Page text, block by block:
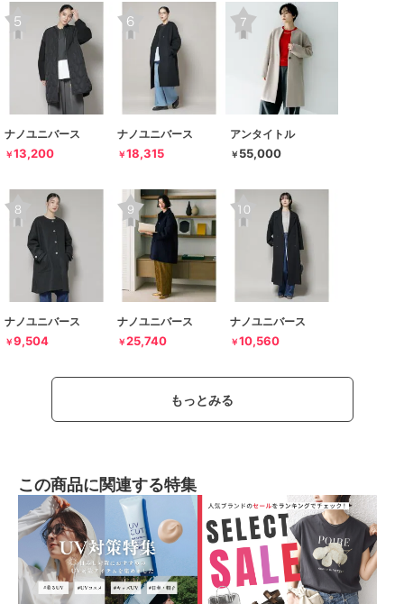
ナノユニバース
￥13,200
ナノユニバース
￥18,315
アンタイトル
￥ 55,000
ナノユニバース
￥9,504
ナノユニバース
￥25,740
ナノユニバース
￥10,560
もっとみる
この商品に関連する特集